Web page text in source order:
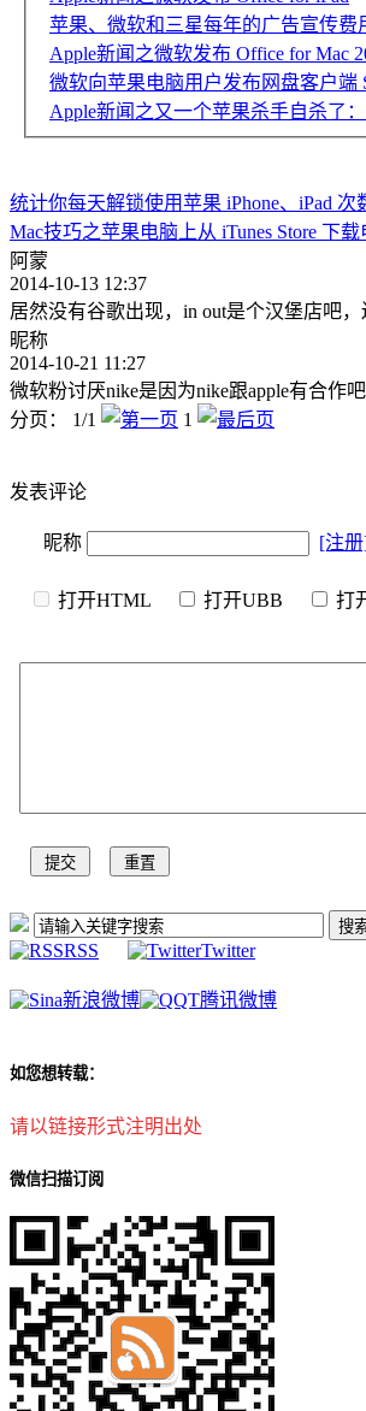
苹果、微软和三星每年的广告宣传费
Apple新闻之微软发布 Office for Mac
微软向苹果电脑用户发布网盘客户端
Apple新闻之又一个苹果杀手自杀了
统计你每天解锁使用苹果 iPhone、iPad 次
Mac技巧之苹果电脑上从 iTunes Store 下载
阿蒙
2014-10-13 12:37
居然没有谷歌出现，in out是个汉堡店吧
昵称
2014-10-21 11:27
微软粉讨厌nike是因为nike跟apple有合
分页： 1/1
1
发表评论
昵称 [注
打开HTML 打开UBB 打
RSS Twitter
新浪微博 腾讯微博
如您想转载：
请以链接形式注明出处
微信扫描订阅